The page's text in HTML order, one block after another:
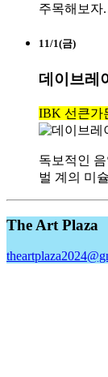
주목해보자
11/1(금)
데이브레
IBK 선큰가
독보적인
벌 계의 미
The Art Plaza